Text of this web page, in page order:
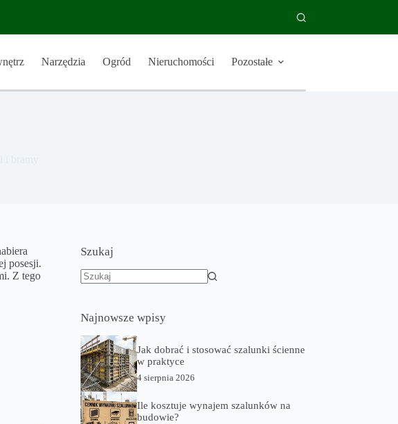
Narzędzia Ogród Nieruchomości Pozostałe
posesji.
Z tego
Szukaj
Najnowsze wpisy
Jak dobrać i stosować szalunki ścienne
w praktyce
4 sierpnia 2026
Ile kosztuje wynajem szalunków na
budowie?